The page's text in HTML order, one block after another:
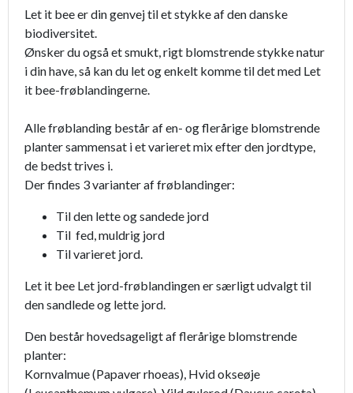
Let it bee er din genvej til et stykke af den danske
biodiversitet.
Ønsker du også et smukt, rigt blomstrende stykke natur
i din have, så kan du let og enkelt komme til det med Let
it bee-frøblandingerne.
Alle frøblanding består af en- og flerårige blomstrende
planter sammensat i et varieret mix efter den jordtype,
de bedst trives i.
Der findes 3 varianter af frøblandinger:
Til den lette og sandede jord
Til fed, muldrig jord
Til varieret jord.
Let it bee Let jord-frøblandingen er særligt udvalgt til
den sandlede og lette jord.
Den består hovedsageligt af flerårige blomstrende
planter:
Kornvalmue (Papaver rhoeas), Hvid okseøje